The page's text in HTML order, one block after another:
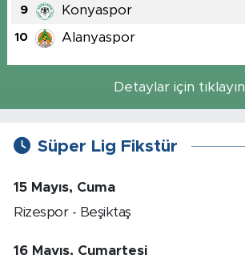
9 Konyaspor
10 Alanyaspor
Detaylar için tıklayın
Süper Lig Fikstür
15 Mayıs, Cuma
Rizespor - Beşiktaş
16 Mayıs, Cumartesi